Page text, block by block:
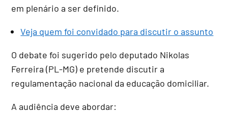
em plenário a ser definido.
Veja quem foi convidado para discutir o assunto
O debate foi sugerido pelo deputado Nikolas
Ferreira (PL-MG) e pretende discutir a
regulamentação nacional da educação domiciliar.
A audiência deve abordar: